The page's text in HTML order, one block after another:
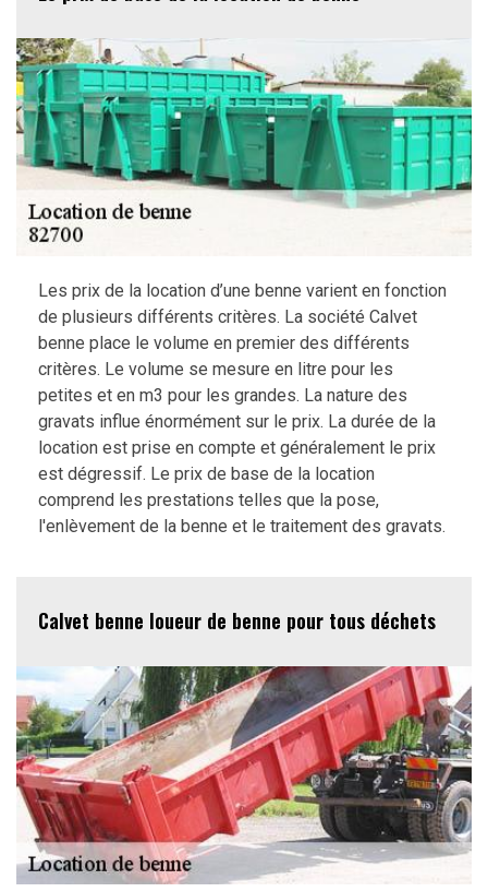
Les prix de la location d’une benne varient en fonction
de plusieurs différents critères. La société Calvet
benne place le volume en premier des différents
critères. Le volume se mesure en litre pour les
petites et en m3 pour les grandes. La nature des
gravats influe énormément sur le prix. La durée de la
location est prise en compte et généralement le prix
est dégressif. Le prix de base de la location
comprend les prestations telles que la pose,
l'enlèvement de la benne et le traitement des gravats.
Calvet benne loueur de benne pour tous déchets